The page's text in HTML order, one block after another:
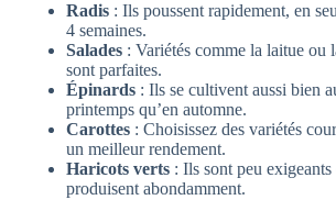
Radis : Ils poussent rapidement, en
4 semaines.
Salades : Variétés comme la laitue ou
sont parfaites.
Épinards : Ils se cultivent aussi bien
printemps qu’en automne.
Carottes : Choisissez des variétés
un meilleur rendement.
Haricots verts : Ils sont peu exigeants
produisent abondamment.